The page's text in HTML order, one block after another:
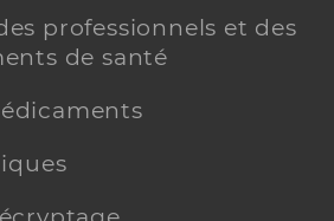
professionnels et des
de santé